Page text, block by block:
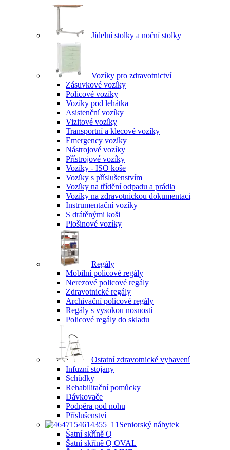
Jídelní stolky a noční stolky
Vozíky pro zdravotnictví
Zásuvkové vozíky
Policové vozíky
Vozíky pod lehátka
Asistenční vozíky
Vizitové vozíky
Transportní a klecové vozíky
Emergency vozíky
Nástrojové vozíky
Přístrojové vozíky
Vozíky - ISO koše
Vozíky s příslušenstvím
Vozíky na třídění odpadu a prádla
Vozíky na zdravotnickou dokumentaci
Instrumentační vozíky
S drátěnými koši
Plošinové vozíky
Regály
Mobilní policové regály
Nerezové policové regály
Zdravotnické regály
Archivační policové regály
Regály s vysokou nosností
Policové regály do skladu
Ostatní zdravotnické vybavení
Infuzní stojany
Schůdky
Rehabilitační pomůcky
Dávkovače
Podpěra pod nohu
Příslušenství
Seniorský nábytek
Šatní skříně Q
Šatní skříně Q OVAL